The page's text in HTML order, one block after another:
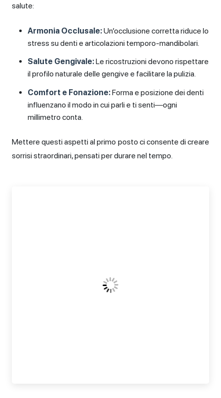
salute:
Armonia Occlusale:Un’occlusione corretta riduce lo
stress su denti e articolazioni temporo-mandibolari.
Salute Gengivale:Le ricostruzioni devono rispettare
il profilo naturale delle gengive e facilitare la pulizia.
Comfort e Fonazione:Forma e posizione dei denti
influenzano il modo in cui parli e ti senti—ogni
millimetro conta.
Mettere questi aspetti al primo posto ci consente di creare
sorrisi straordinari, pensati per durare nel tempo.